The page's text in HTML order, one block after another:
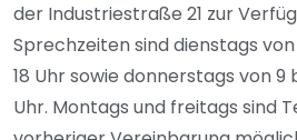
der Industriestraße 21 zur
Sprechzeiten sind dienstags von
18 Uhr sowie donnerstags von 9
Uhr. Montags und freitags sind